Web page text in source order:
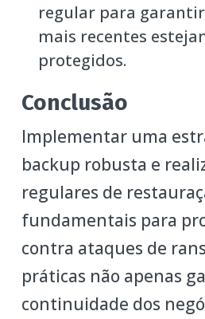
regular para
mais recentes
protegidos.
Conclusão
Implementar uma
backup robusta e
regulares de
fundamentais para
contra ataques de
práticas não apenas
continuidade dos